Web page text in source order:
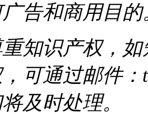
告和商用目的
知识产权，
可通过邮件：
及时处理。